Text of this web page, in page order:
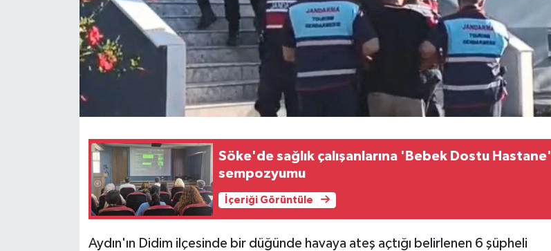
Söke'de sağlık çalışanlarına 'Bebek Dostu Hastane'
sempozyumu
İçeriği Görüntüle
Aydın'ın Didim ilçesinde bir düğünde havaya ateş açtığı belirlenen 6 şüpheli